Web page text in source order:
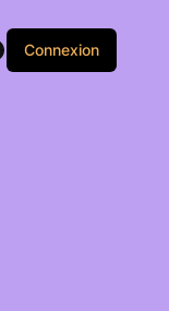
Connexion